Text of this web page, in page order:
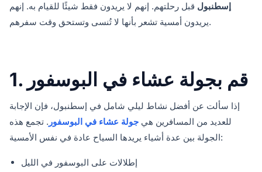
إسطنبول قبل رحلتهم. إنهم لا يريدون فقط شيئًا للقيام به. إنهم
يريدون أمسية تشعر بأنها لا تُنسى وتستحق وقت سفرهم.
1. قم بجولة عشاء في البوسفور
إذا سألت عن أفضل نشاط ليلي شامل في إسطنبول، فإن الإجابة
للعديد من المسافرين هي جولة عشاء في البوسفور . تجمع هذه
الجولة بين عدة أشياء يريدها السياح عادة في نفس الأمسية:
إطلالات على البوسفور في الليل